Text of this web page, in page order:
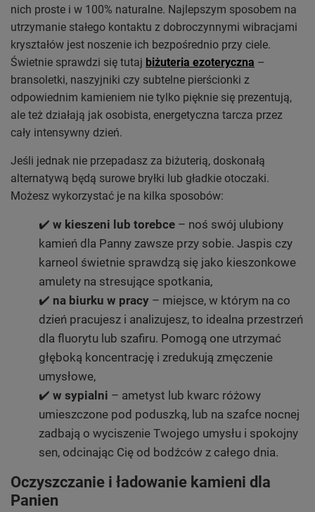
nich proste i w 100% naturalne. Najlepszym sposobem na
utrzymanie stałego kontaktu z dobroczynnymi wibracjami
kryształów jest noszenie ich bezpośrednio przy ciele.
Świetnie sprawdzi się tutaj biżuteria ezoteryczna –
bransoletki, naszyjniki czy subtelne pierścionki z
odpowiednim kamieniem nie tylko pięknie się prezentują,
ale też działają jak osobista, energetyczna tarcza przez
cały intensywny dzień.
Jeśli jednak nie przepadasz za biżuterią, doskonałą
alternatywą będą surowe bryłki lub gładkie otoczaki.
Możesz wykorzystać je na kilka sposobów:
✔️ w kieszeni lub torebce – noś swój ulubiony
kamień dla Panny zawsze przy sobie. Jaspis czy
karneol świetnie sprawdzą się jako kieszonkowe
amulety na stresujące spotkania,
✔️ na biurku w pracy – miejsce, w którym na co
dzień pracujesz i analizujesz, to idealna przestrzeń
dla fluorytu lub szafiru. Pomogą one utrzymać
głęboką koncentrację i zredukują zmęczenie
umysłowe,
✔️ w sypialni – ametyst lub kwarc różowy
umieszczone pod poduszką, lub na szafce nocnej
zadbają o wyciszenie Twojego umysłu i spokojny
sen, odcinając Cię od bodźców z całego dnia.
Oczyszczanie i ładowanie kamieni dla
Panien